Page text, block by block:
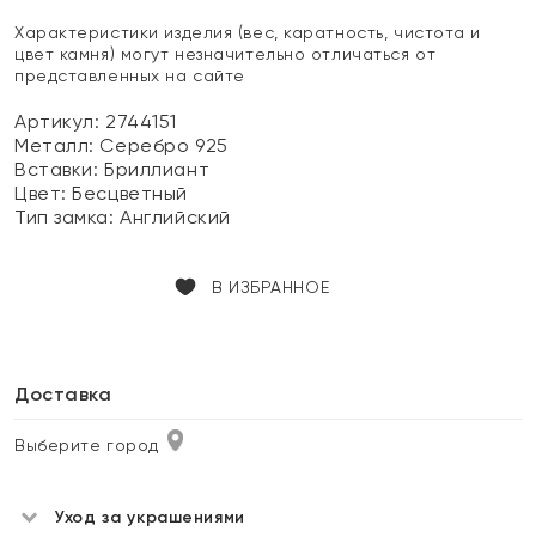
Характеристики изделия (вес, каратность, чистота и
цвет камня) могут незначительно отличаться от
представленных на сайте
Артикул: 2744151
Металл: Серебро 925
Вставки:Бриллиант
Цвет:Бесцветный
Тип замка:Английский
В ИЗБРАННОЕ
Доставка
Выберите город
Уход за украшениями